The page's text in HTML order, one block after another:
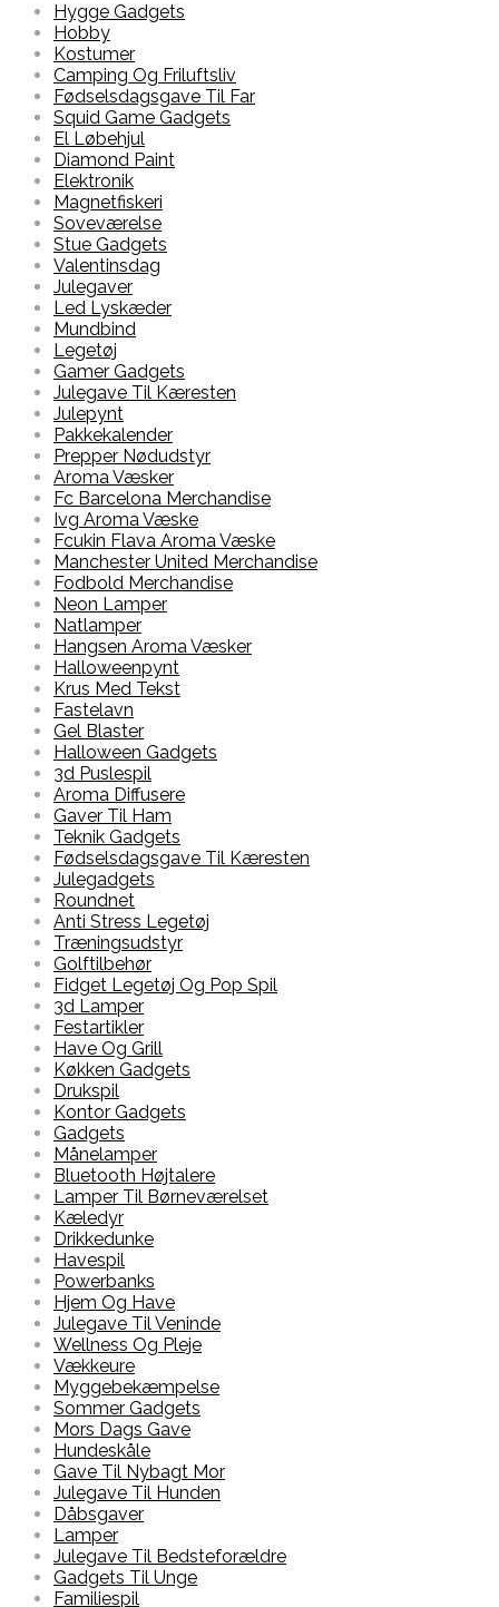
Hygge Gadgets
Hobby
Kostumer
Camping Og Friluftsliv
Fødselsdagsgave Til Far
Squid Game Gadgets
El Løbehjul
Diamond Paint
Elektronik
Magnetfiskeri
Soveværelse
Stue Gadgets
Valentinsdag
Julegaver
Led Lyskæder
Mundbind
Legetøj
Gamer Gadgets
Julegave Til Kæresten
Julepynt
Pakkekalender
Prepper Nødudstyr
Aroma Væsker
Fc Barcelona Merchandise
Ivg Aroma Væske
Fcukin Flava Aroma Væske
Manchester United Merchandise
Fodbold Merchandise
Neon Lamper
Natlamper
Hangsen Aroma Væsker
Halloweenpynt
Krus Med Tekst
Fastelavn
Gel Blaster
Halloween Gadgets
3d Puslespil
Aroma Diffusere
Gaver Til Ham
Teknik Gadgets
Fødselsdagsgave Til Kæresten
Julegadgets
Roundnet
Anti Stress Legetøj
Træningsudstyr
Golftilbehør
Fidget Legetøj Og Pop Spil
3d Lamper
Festartikler
Have Og Grill
Køkken Gadgets
Drukspil
Kontor Gadgets
Gadgets
Månelamper
Bluetooth Højtalere
Lamper Til Børneværelset
Kæledyr
Drikkedunke
Havespil
Powerbanks
Hjem Og Have
Julegave Til Veninde
Wellness Og Pleje
Vækkeure
Myggebekæmpelse
Sommer Gadgets
Mors Dags Gave
Hundeskåle
Gave Til Nybagt Mor
Julegave Til Hunden
Dåbsgaver
Lamper
Julegave Til Bedsteforældre
Gadgets Til Unge
Familiespil